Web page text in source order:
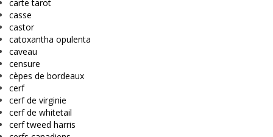
carte tarot
casse
castor
catoxantha opulenta
caveau
censure
cèpes de bordeaux
cerf
cerf de virginie
cerf de whitetail
cerf tweed harris